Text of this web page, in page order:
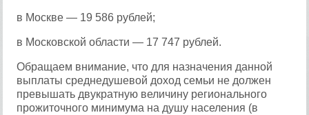
в Москве — 19 586 рублей;
в Московской области — 17 747 рублей.
Обращаем внимание, что для назначения данной
выплаты среднедушевой доход семьи не должен
превышать двукратную величину регионального
прожиточного минимума на душу населения (в